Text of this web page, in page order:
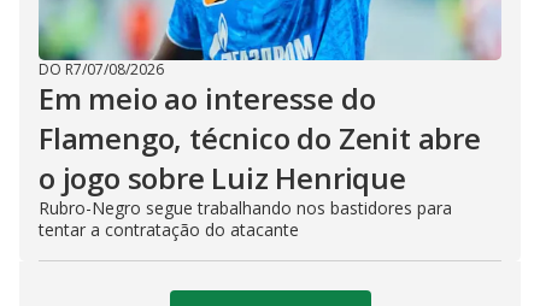
DO R7/07/08/2026
Em meio ao interesse do
Flamengo, técnico do Zenit abre
o jogo sobre Luiz Henrique
Rubro-Negro segue trabalhando nos bastidores para
tentar a contratação do atacante